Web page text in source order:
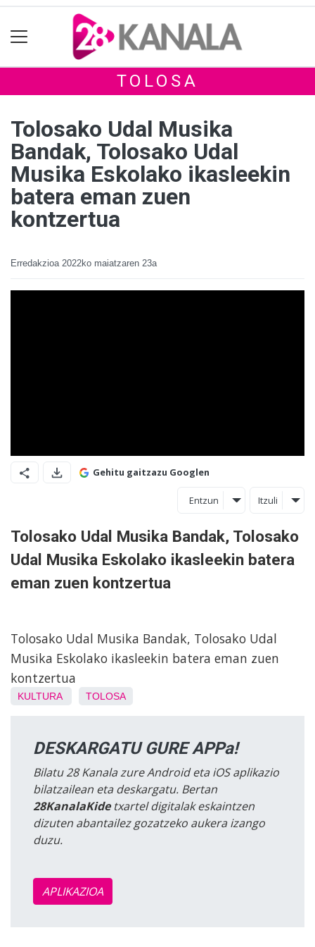
TOLOSA
Tolosako Udal Musika
Bandak, Tolosako Udal
Musika Eskolako ikasleekin
batera eman zuen
kontzertua
Erredakzioa 2022ko maiatzaren 23a
Gehitu gaitzazu Googlen
Entzun Itzuli
Tolosako Udal Musika Bandak, Tolosako
Udal Musika Eskolako ikasleekin batera
eman zuen kontzertua
Tolosako Udal Musika Bandak, Tolosako Udal
Musika Eskolako ikasleekin batera eman zuen
kontzertua
KULTURA TOLOSA
DESKARGATU GURE APPa!
Bilatu 28 Kanala zure Android eta iOS aplikazio
bilatzailean eta deskargatu. Bertan
28KanalaKidetxartel digitalak eskaintzen
dizuten abantailez gozatzeko aukera izango
duzu.
APLIKAZIOA